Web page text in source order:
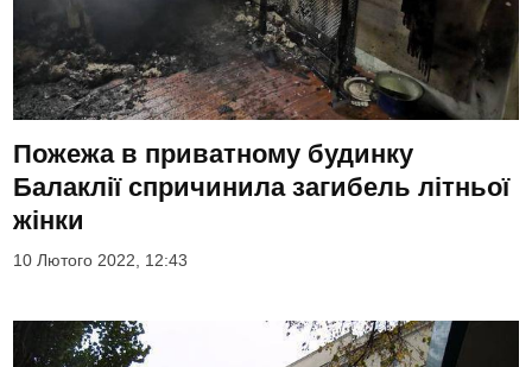
Пожежа в приватному будинку
Балаклії спричинила загибель літньої
жінки
10 Лютого 2022, 12:43